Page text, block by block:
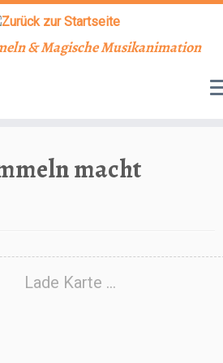
& Magische Musikanimation
macht
Lade Karte ...